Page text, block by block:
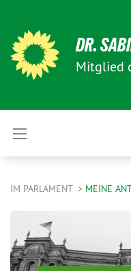
DR.
Mitglied
IM PARLAMENT MEINE